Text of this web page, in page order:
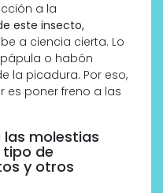
a la
este insecto,
a ciencia cierta. Lo
o habón
la picadura. Por eso,
es poner freno a las
las molestias
de
y otros